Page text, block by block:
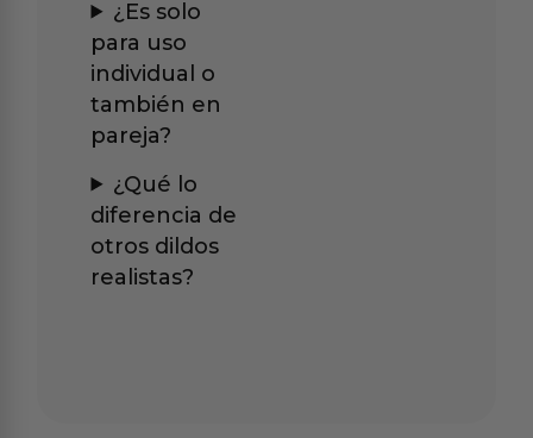
¿Es solo
para uso
individual o
también en
pareja?
¿Qué lo
diferencia de
otros dildos
realistas?